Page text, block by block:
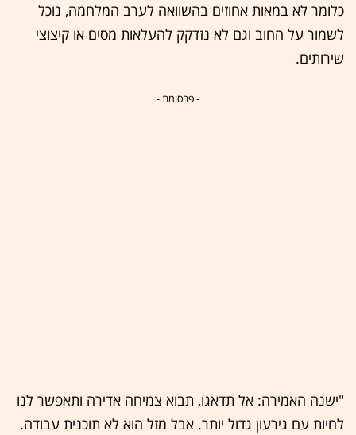
כלומר לא במאות אחוזים בהשוואה לערב המלחמה, נוכל
לשמור על החוב וגם לא נזדקק להעלאות מסים או קיצוצי
שירותים.
- פרסומת -
"ישנה האמירה: אל תדאגו, תבוא צמיחה אדירה ותאפשר לנו
לחיות עם גירעון גדול יותר. אבל מזל הוא לא תוכנית עבודה.